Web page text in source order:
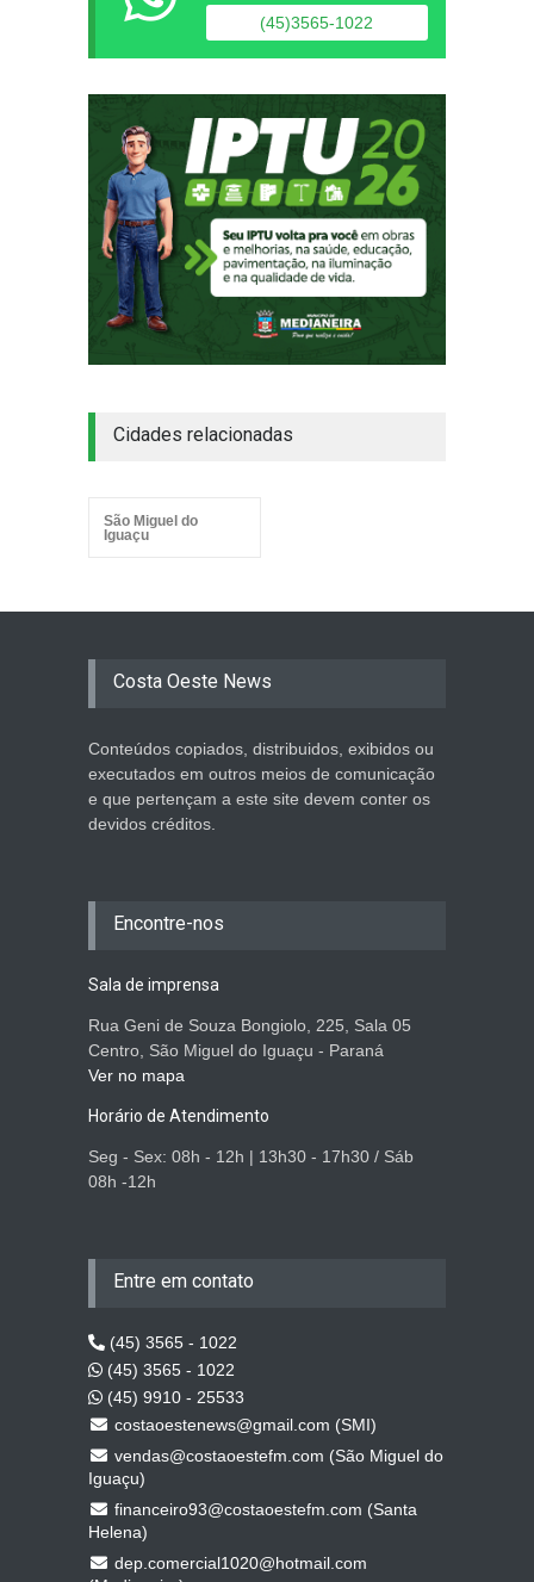
(45)3565-1022
Cidades relacionadas
São Miguel do
Iguaçu
Costa Oeste News
Conteúdos copiados, distribuidos, exibidos ou
executados em outros meios de comunicação
e que pertençam a este site devem conter os
devidos créditos.
Encontre-nos
Sala de imprensa
Rua Geni de Souza Bongiolo, 225, Sala 05
Centro, São Miguel do Iguaçu - Paraná
Ver no mapa
Horário de Atendimento
Seg - Sex: 08h - 12h | 13h30 - 17h30 / Sáb
08h -12h
Entre em contato
(45) 3565 - 1022
(45) 3565 - 1022
(45) 9910 - 25533
costaoestenews@gmail.com (SMI)
vendas@costaoestefm.com (São Miguel do
Iguaçu)
financeiro93@costaoestefm.com (Santa
Helena)
dep.comercial1020@hotmail.com